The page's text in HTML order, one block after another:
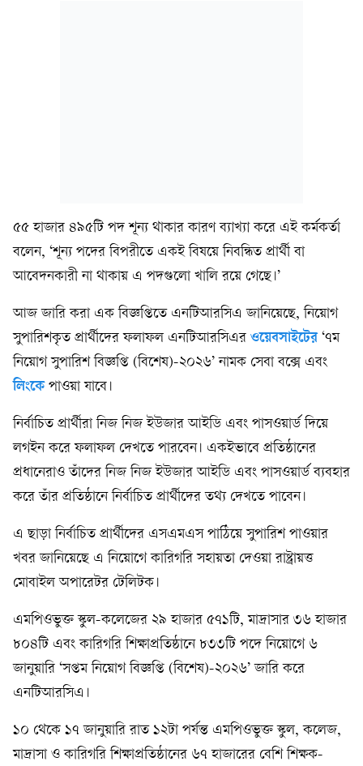
৫৫ হাজার ৪৯৫টি পদ শূন্য থাকার কারণ ব্যাখ্যা করে এই কর্মকর্তা
বলেন, ‘শূন্য পদের বিপরীতে একই বিষয়ে নিবন্ধিত প্রার্থী বা
আবেদনকারী না থাকায় এ পদগুলো খালি রয়ে গেছে।’
আজ জারি করা এক বিজ্ঞপ্তিতে এনটিআরসিএ জানিয়েছে, নিয়োগ
সুপারিশকৃত প্রার্থীদের ফলাফল এনটিআরসিএর ওয়েবসাইটের‘৭ম
নিয়োগ সুপারিশ বিজ্ঞপ্তি (বিশেষ)-২০২৬’ নামক সেবা বক্সে এবং
লিংকেপাওয়া যাবে।
নির্বাচিত প্রার্থীরা নিজ নিজ ইউজার আইডি এবং পাসওয়ার্ড দিয়ে
লগইন করে ফলাফল দেখতে পারবেন। একইভাবে প্রতিষ্ঠানের
প্রধানেরাও তাঁদের নিজ নিজ ইউজার আইডি এবং পাসওয়ার্ড ব্যবহার
করে তাঁর প্রতিষ্ঠানে নির্বাচিত প্রার্থীদের তথ্য দেখতে পাবেন।
এ ছাড়া নির্বাচিত প্রার্থীদের এসএমএস পাঠিয়ে সুপারিশ পাওয়ার
খবর জানিয়েছে এ নিয়োগে কারিগরি সহায়তা দেওয়া রাষ্ট্রায়ত্ত
মোবাইল অপারেটর টেলিটক।
এমপিওভুক্ত স্কুল-কলেজের ২৯ হাজার ৫৭১টি, মাদ্রাসার ৩৬ হাজার
৮০৪টি এবং কারিগরি শিক্ষাপ্রতিষ্ঠানে ৮৩৩টি পদে নিয়োগে ৬
জানুয়ারি ‘সপ্তম নিয়োগ বিজ্ঞপ্তি (বিশেষ)-২০২৬’ জারি করে
এনটিআরসিএ।
১০ থেকে ১৭ জানুয়ারি রাত ১২টা পর্যন্ত এমপিওভুক্ত স্কুল, কলেজ,
মাদ্রাসা ও কারিগরি শিক্ষাপ্রতিষ্ঠানের ৬৭ হাজারের বেশি শিক্ষক-